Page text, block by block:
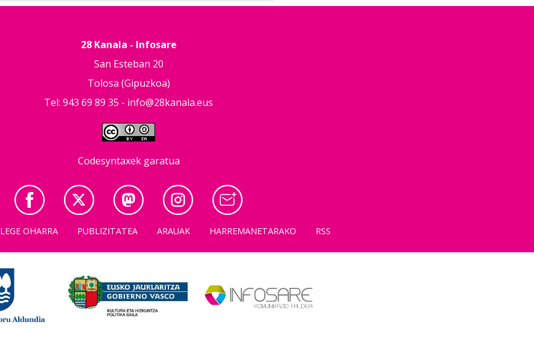
28 Kanala - Infosare
San Esteban 20
Tolosa (Gipuzkoa)
Tel: 943 69 89 35 - info@28kanala.eus
Codesyntaxek garatua
LEGE OHARRA PUBLIZITATEA ARAUAK HARREMANETARAKO RSS